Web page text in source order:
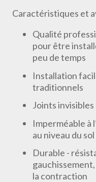
Caractéristiques et
Qualité
pour être
peu de temps
Installation
traditionnels
Joints
Imperméable à
au niveau du
Durable -
la contraction